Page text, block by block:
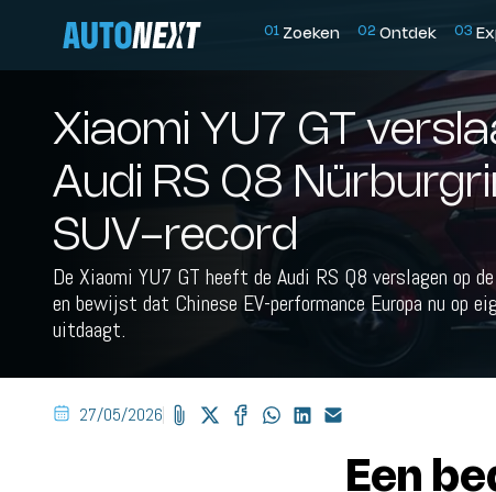
01 Zoeken 02 Ontdek 03
Xiaomi YU7 GT
Audi RS Q8
SUV-record
De Xiaomi YU7 GT heeft de Audi RS Q8 verslagen op
en bewijst dat Chinese EV-performance Europa nu op
uitdaagt.
27/05/2026
Een